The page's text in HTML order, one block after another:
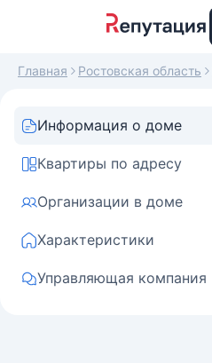
Главная Ростовская область
Информация о доме
Квартиры по адресу
Организации в доме
Характеристики
Управляющая компания